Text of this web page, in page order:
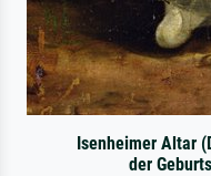
Isenheimer Altar
der